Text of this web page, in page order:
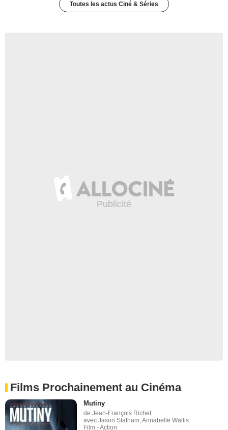
Toutes les actus Ciné & Séries
Films Prochainement au Cinéma
Mutiny
de Jean-François Richet
avec Jason Statham, Annabelle Wallis
Film - Action